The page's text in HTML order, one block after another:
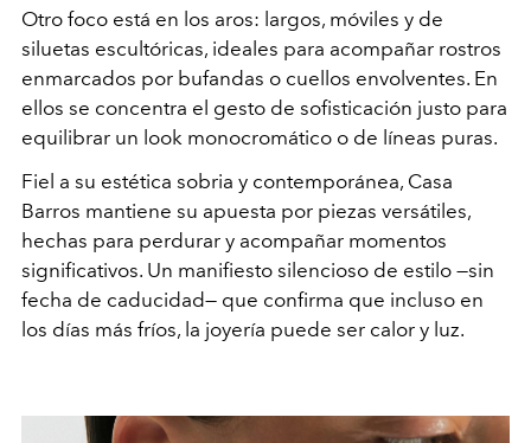
Otro foco está en los aros: largos, móviles y de
siluetas escultóricas, ideales para acompañar rostros
enmarcados por bufandas o cuellos envolventes. En
ellos se concentra el gesto de sofisticación justo para
equilibrar un look monocromático o de líneas puras.
Fiel a su estética sobria y contemporánea, Casa
Barros mantiene su apuesta por piezas versátiles,
hechas para perdurar y acompañar momentos
significativos. Un manifiesto silencioso de estilo —sin
fecha de caducidad— que confirma que incluso en
los días más fríos, la joyería puede ser calor y luz.